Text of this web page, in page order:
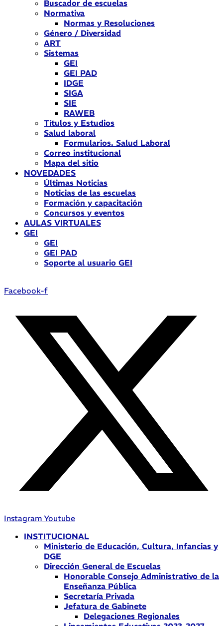
Buscador de escuelas
Normativa
Normas y Resoluciones
Género / Diversidad
ART
Sistemas
GEI
GEI PAD
IDGE
SIGA
SIE
RAWEB
Títulos y Estudios
Salud laboral
Formularios. Salud Laboral
Correo institucional
Mapa del sitio
NOVEDADES
Últimas Noticias
Noticias de las escuelas
Formación y capacitación
Concursos y eventos
AULAS VIRTUALES
GEI
GEI
GEI PAD
Soporte al usuario GEI
Facebook-f
Instagram Youtube
INSTITUCIONAL
Ministerio de Educación, Cultura, Infancias y
DGE
Dirección General de Escuelas
Honorable Consejo Administrativo de la
Enseñanza Pública
Secretaría Privada
Jefatura de Gabinete
Delegaciones Regionales